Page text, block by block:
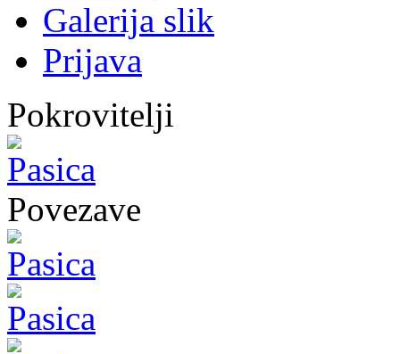
Galerija slik
Prijava
Pokrovitelji
Povezave